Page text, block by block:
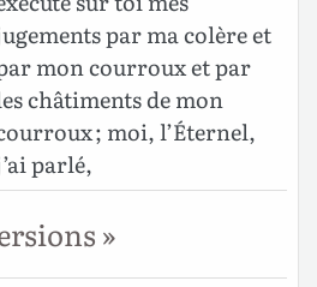
par ma colère et
mon courroux et par
châtiments de mon
; moi, l’Éternel,
parlé,
»